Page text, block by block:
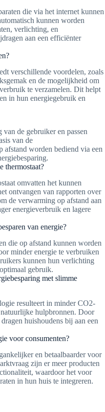
die via het internet kunnen
kunnen worden
verlichting, en
aan een efficiënter
verschillende voordelen, zoals
en de mogelijkheid om
te verzamelen. Dit helpt
in hun energiegebruik en
van de gebruiker en passen
van de
afstand worden bediend via een
thermostaat?
omvatten het kunnen
ontvangen van rapporten over
de verwarming op afstand aan
energieverbruik en lagere
van energie?
die op afstand kunnen worden
minder energie te verbruiken
kunnen hun verlichting
gebruik.
met slimme
resulteert in minder CO2-
hulpbronnen. Door
huishoudens bij aan een
voor consumenten?
en betaalbaarder voor
zijn er meer producten
waardoor het voor
in hun huis te integreren.